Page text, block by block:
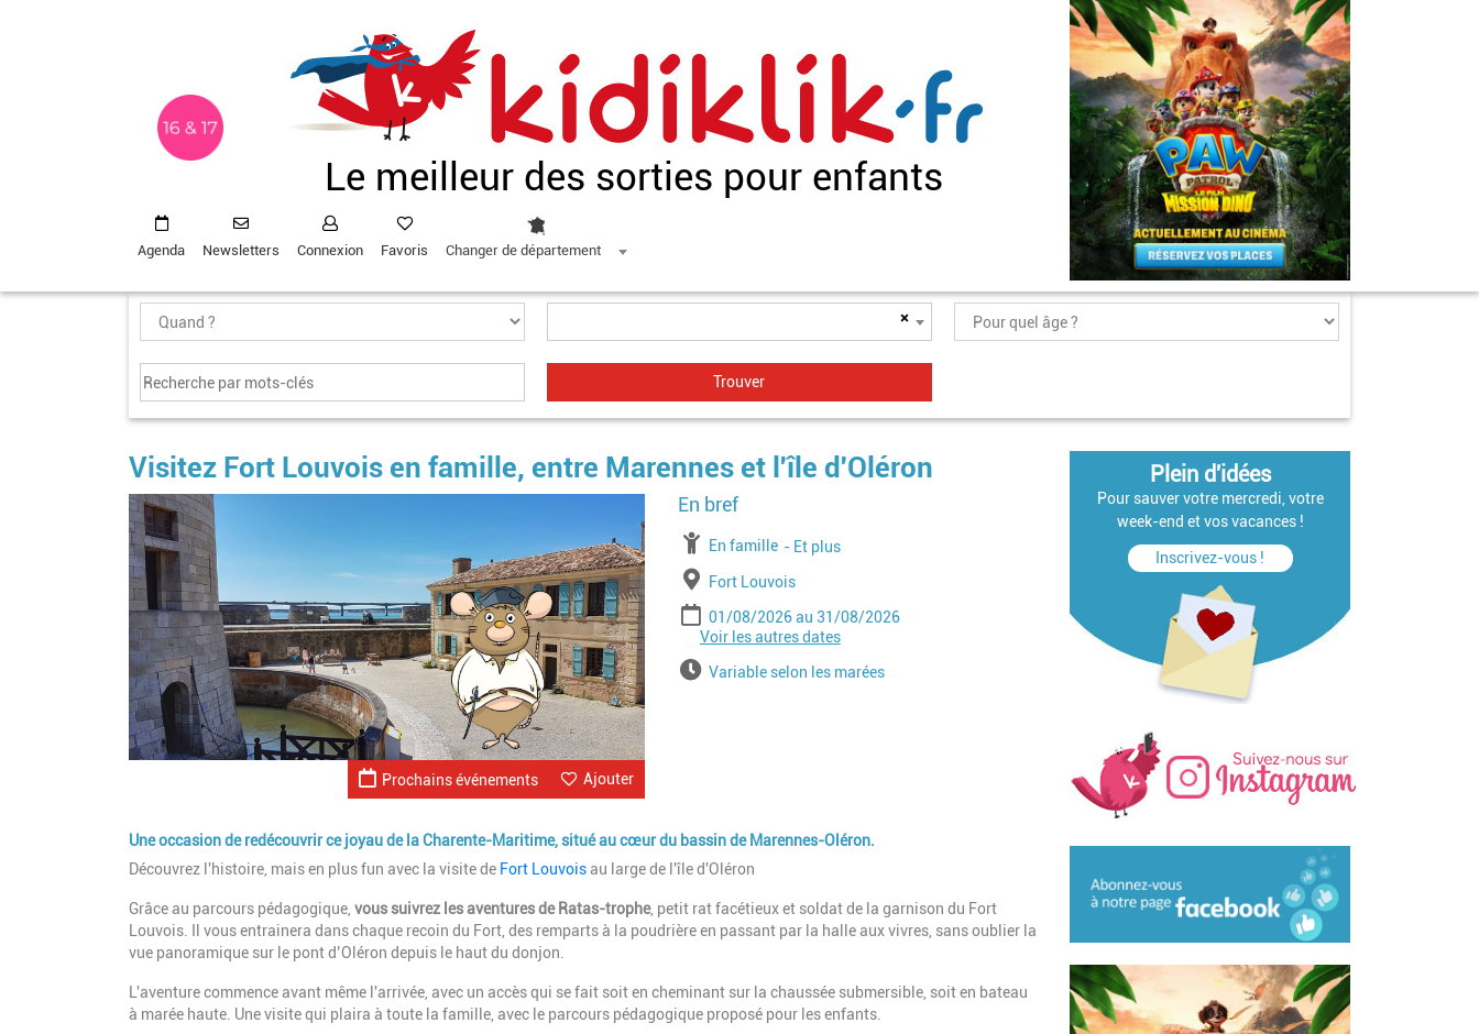
Le meilleur des sorties pour enfants
Agenda Newsletters Connexion Favoris Changer de département
×
Visitez Fort Louvois en famille, entre Marennes et l'île d'Oléron
Image
Ajouter
Prochains événements
À partir de
En famille Jusqu'à l'age de
Et plus
Lieu
Fort Louvois
Période
Date de début
01/08/2026 Date de fin
31/08/2026
Date de début
01/09/2026 Date de fin
30/09/2026
Voir les autres dates
HorairesVariable selon les marées
Une occasion de redécouvrir ce joyau de la Charente-Maritime, situé au cœur du bassin de Marennes-Oléron.
Découvrez l'histoire, mais en plus fun avec la visite de Fort Louvoisau large de l'île d'Oléron
Grâce au parcours pédagogique, vous suivrez lesaventures de Ratas-trophe, petit rat facétieux et soldat de la garnison du Fort
Louvois. Il vous entrainera danschaque recoin du Fort, des remparts à la poudrière en passant par la halle aux vivres, sans oublier la
vue panoramique sur le pont d’Oléron depuis le haut du donjon.
L'aventure commence avant même l'arrivée, avec un accès qui se fait soit en cheminant sur la chaussée submersible, soit en bateau
à marée haute. Une visite qui plaira à toute la famille, avec le parcours pédagogique proposé pour les enfants.
Plein d'idées
Pour sauver votre mercredi, votre
week-end et vos vacances !
Inscrivez-vous !